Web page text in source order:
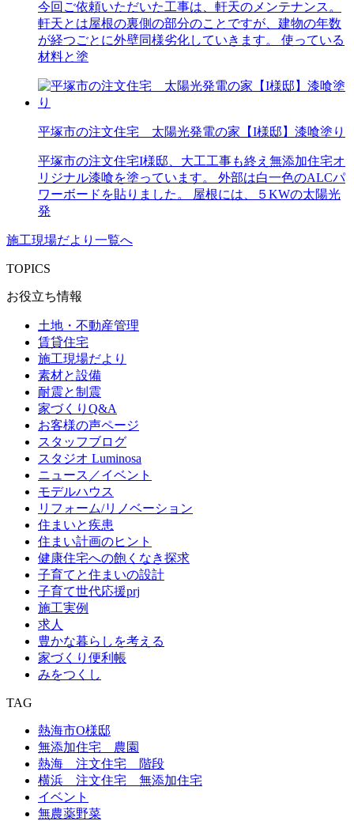
今回ご依頼いただいた工事は、軒天のメンテナンス。
軒天とは屋根の裏側の部分のことですが、建物の年数
が経つごとに外壁同様劣化していきます。 使っている
材料と塗
平塚市の注文住宅 太陽光発電の家【I様邸】漆喰塗り
平塚市の注文住宅I様邸、大工工事も終え無添加住宅オ
リジナル漆喰を塗っています。 外部は白一色のALCパ
ワーボードを貼りました。 屋根には、５KWの太陽光
発
施工現場だより一覧へ
TOPICS
お役立ち情報
土地・不動産管理
賃貸住宅
施工現場だより
素材と設備
耐震と制震
家づくりQ&A
お客様の声ページ
スタッフブログ
スタジオ Luminosa
ニュース／イベント
モデルハウス
リフォーム/リノベーション
住まいと疾患
住まい計画のヒント
健康住宅への飽くなき探求
子育てと住まいの設計
子育て世代応援prj
施工実例
求人
豊かな暮らしを考える
家づくり便利帳
みをつくし
TAG
熱海市O様邸
無添加住宅 農園
熱海 注文住宅 階段
横浜 注文住宅 無添加住宅
イベント
無農薬野菜